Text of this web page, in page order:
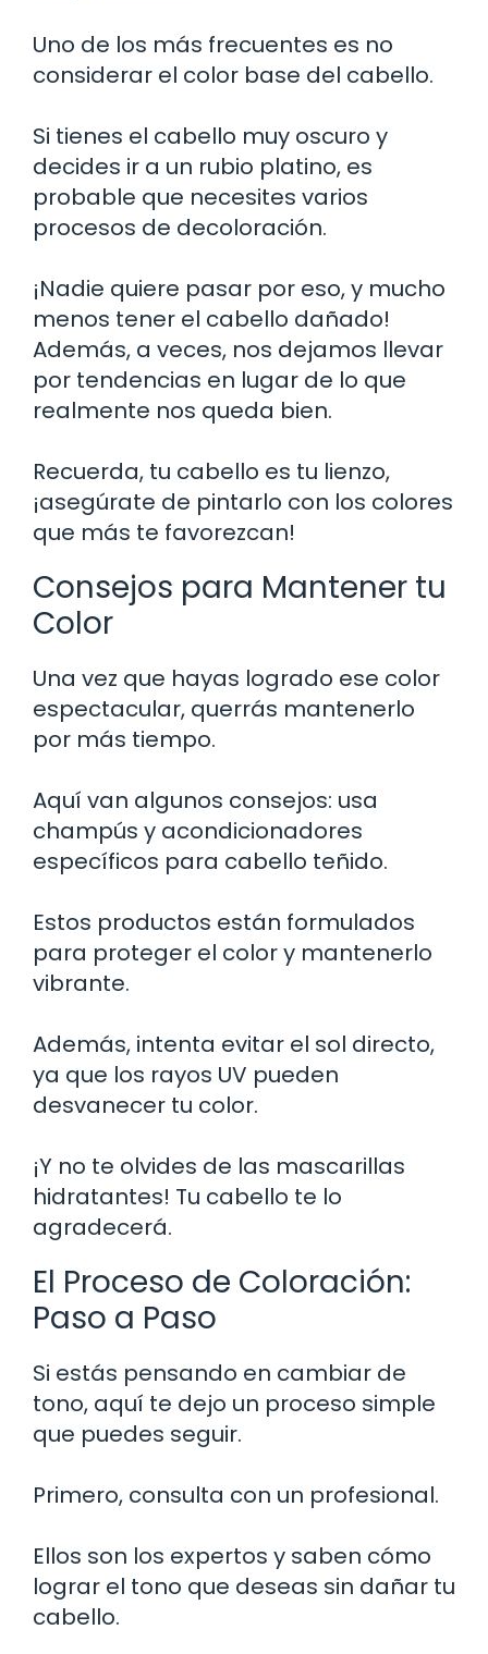
Uno de los más frecuentes es no
considerar el color base del cabello.
Si tienes el cabello muy oscuro y
decides ir a un rubio platino, es
probable que necesites varios
procesos de decoloración.
¡Nadie quiere pasar por eso, y mucho
menos tener el cabello dañado!
Además, a veces, nos dejamos llevar
por tendencias en lugar de lo que
realmente nos queda bien.
Recuerda, tu cabello es tu lienzo,
¡asegúrate de pintarlo con los colores
que más te favorezcan!
Consejos para Mantener tu
Color
Una vez que hayas logrado ese color
espectacular, querrás mantenerlo
por más tiempo.
Aquí van algunos consejos: usa
champús y acondicionadores
específicos para cabello teñido.
Estos productos están formulados
para proteger el color y mantenerlo
vibrante.
Además, intenta evitar el sol directo,
ya que los rayos UV pueden
desvanecer tu color.
¡Y no te olvides de las mascarillas
hidratantes! Tu cabello te lo
agradecerá.
El Proceso de Coloración:
Paso a Paso
Si estás pensando en cambiar de
tono, aquí te dejo un proceso simple
que puedes seguir.
Primero, consulta con un profesional.
Ellos son los expertos y saben cómo
lograr el tono que deseas sin dañar tu
cabello.